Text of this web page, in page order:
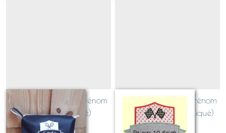
Blason SPORT avec prénom
TENNIS (appliqué)
Sur demande
Blason SPORT avec prénom
PILOTE CIRCUIT (appliqué)
Sur demande